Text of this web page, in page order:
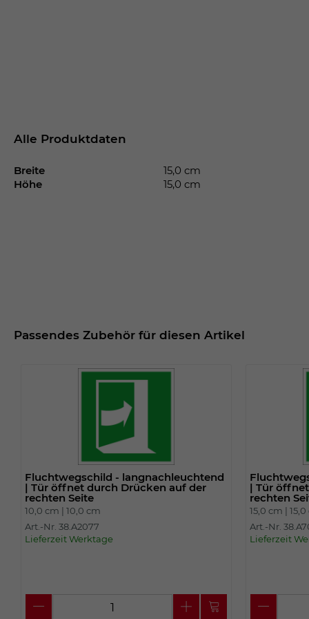
Alle Produktdaten
Breite
15,0 cm
Höhe
15,0 cm
Passendes Zubehör für diesen Artikel
Fluchtwegschild - langnachleuchtend
| Tür öffnet durch Drücken auf der
rechten Seite
10,0 cm |10,0 cm
Art.-Nr. 38.A2077
Lieferzeit Werktage
| Tür
rechten
15,0 cm |
Art.-Nr.
Lieferzeit